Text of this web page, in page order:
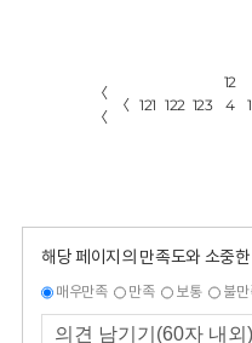
〈
〈
〈 121 122 123
12
4
해당 페이지의 만족도와 소중
매우만족 만족 보통 불